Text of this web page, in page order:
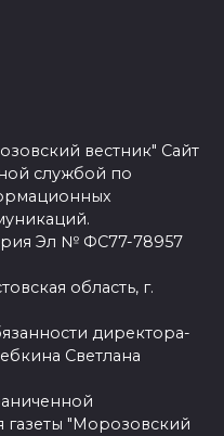
вестник" Сайт
службой по
Эл № ФС77-78957
область, г.
директора-
Светлана
газеты "Морозовский